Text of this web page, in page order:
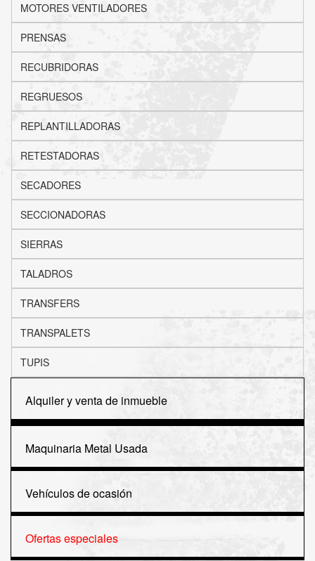
MOTORES VENTILADORES
PRENSAS
RECUBRIDORAS
REGRUESOS
REPLANTILLADORAS
RETESTADORAS
SECADORES
SECCIONADORAS
SIERRAS
TALADROS
TRANSFERS
TRANSPALETS
TUPIS
Alquiler y venta de inmueble
Maquinaria Metal Usada
Vehículos de ocasión
Ofertas especiales